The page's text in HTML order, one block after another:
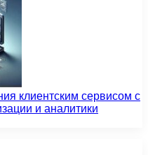
клиентским сервисом с
и аналитики